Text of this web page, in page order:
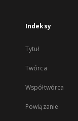
Indeksy
Tytuł
Twórca
Współtwórca
Powiązanie